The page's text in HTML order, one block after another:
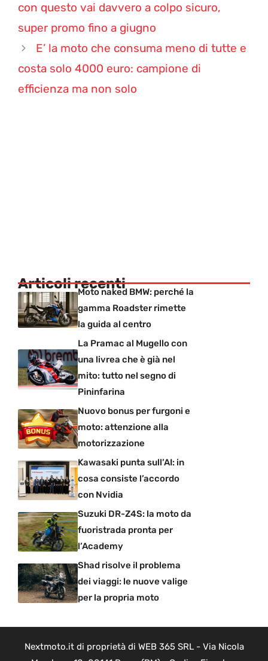
con questo vai davvero a colpo sicuro,
super promo fino a giugno
E’ la moto che consuma meno di tutte e
costa solo 4000 euro: campione di
efficienza ma non solo
Articoli recentiMoto naked BMW: perché la
gamma Roadster rimette
la guida al centro
La Pramac al Mugello con
una livrea che è già nel
mito: tutto nel segno di
Pininfarina
Nuovo bonus per furgoni e
moto: attenzione alla
motorizzazione
Kawasaki punta sull’AI: in
cosa consiste l’accordo
con Nvidia
Suzuki DR-Z4S: la moto da
fuoristrada pronta per
l’Academy
Shad risolve il problema
dei viaggi: le nuove valige
per la propria moto
Nextmoto.it di proprietà di WEB 365 SRL - Via Nicola